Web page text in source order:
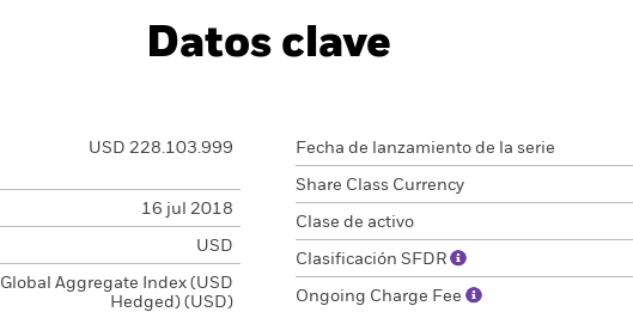
Datos clave
USD 228.103.999
16 jul 2018
USD
Aggregate Index (USD
Hedged) (USD)
Fecha de lanzamiento de la serie
Share Class Currency
Clase de activo
Clasificación SFDR
Ongoing Charge Fee